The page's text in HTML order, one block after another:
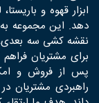
ابزار قهوه و
دهد. این مجموعه
نقشه کشی سه بعدی،
برای مشتریان
پس از فروش و
راهبردی مشتریان